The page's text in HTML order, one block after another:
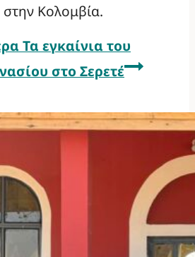
Κολομβία.
Τα εγκαίνια του
στο Σερετέ